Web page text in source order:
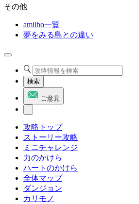
その他
amiibo一覧
夢をみる島との違い
検索
ご意見
攻略トップ
ストーリー攻略
ミニチャレンジ
力のかけら
ハートのかけら
全体マップ
ダンジョン
カリモノ